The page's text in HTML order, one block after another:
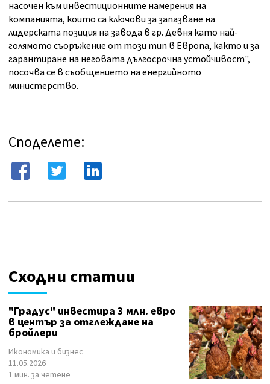
насочен към инвестиционните намерения на
компанията, които са ключови за запазване на
лидерската позиция на завода в гр. Девня като най-
голямото съоръжение от този тип в Европа, както и за
гарантиране на неговата дългосрочна устойчивост",
посочва се в съобщението на енергийното
министерство.
Споделете:
Сходни статии
"Градус" инвестира 3 млн. евро
в център за отглеждане на
бройлери
Икономика и бизнес
11.05.2026
1 мин. за четене